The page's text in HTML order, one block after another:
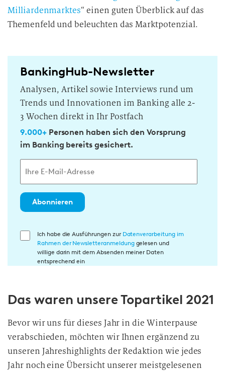
Milliardenmarktes“ einen guten Überblick auf das
Themenfeld und beleuchten das Marktpotenzial.
BankingHub-Newsletter
Analysen, Artikel sowie Interviews rund um
Trends und Innovationen im Banking alle 2-
3 Wochen direkt in Ihr Postfach
9.000+Personen haben sich den Vorsprung
im Banking bereits gesichert.
Abonnieren
E
l
i
g
u
Ich habe die Ausführungen zur Datenverarbeitung im
Rahmen der Newsletteranmeldunggelesen und
willige darin mit dem Absenden meiner Daten
entsprechend ein
Das waren unsere Topartikel 2021
Bevor wir uns für dieses Jahr in die Winterpause
verabschieden, möchten wir Ihnen ergänzend zu
unseren Jahreshighlights der Redaktion wie jedes
Jahr noch eine Übersicht unserer meistgelesenen